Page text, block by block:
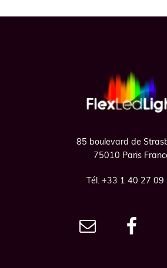
85 boulevard de
75010 Paris
Tél. +33 1 40 27 09